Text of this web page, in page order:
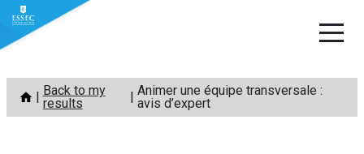
Skip
content
Back to my
results
Animer une équipe transversale :
avis d’expert